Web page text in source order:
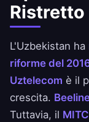
Ristretto
L'Uzbekistan ha
riforme del
Uztelecom è il
crescita.
Tuttavia, il MITC